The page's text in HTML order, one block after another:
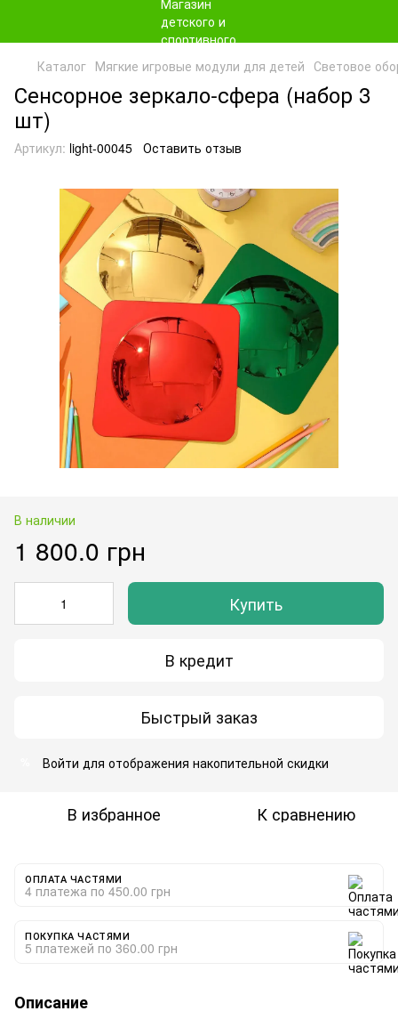
Каталог Мягкие игровые модули для детей Световое
Сенсорное зеркало-сфера (набор 3
шт)
Артикул: light-00045 Оставить отзыв
В наличии
1 800.0 грн
Купить
В кредит
Быстрый заказ
Войти для отображения накопительной скидки
В избранное К сравнению
ОПЛАТА ЧАСТЯМИ
4 платежа по 450.00 грн
ПОКУПКА ЧАСТЯМИ
5 платежей по 360.00 грн
Описание